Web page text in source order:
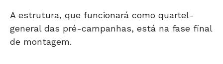
A estrutura, que funcionará como quartel-
general das pré-campanhas, está na fase final
de montagem.